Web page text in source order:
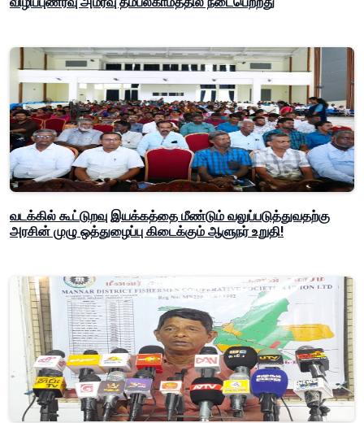
வடக்கில் கூட்டுறவு இயக்கத்தை மீண்டும் வலுப்படுத்துவதற்கு
அரசின் முழு ஒத்துழைப்பு கிடைக்கும் ஆளுநர் உறுதி!